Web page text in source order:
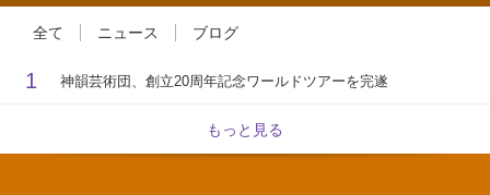
全て ニュース ブログ
1 神韻芸術団、創立20周年記念ワールドツアーを完遂
もっと見る